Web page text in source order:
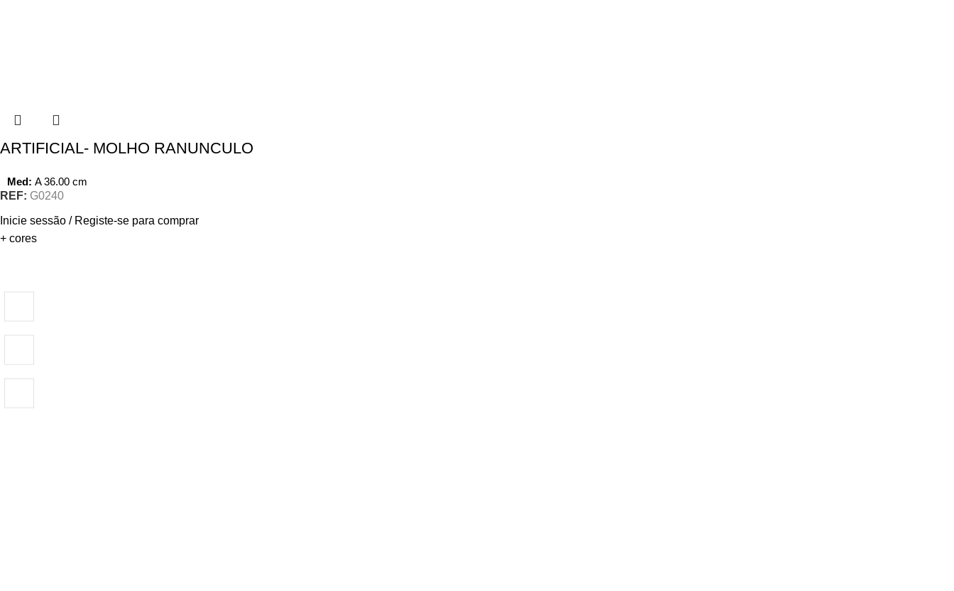
ARTIFICIAL- MOLHO RANUNCULO
Med: A36.00 cm
REF: G0240
Inicie sessão / Registe-se para comprar
+ cores